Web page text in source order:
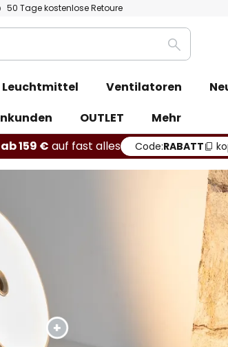
50 Tage kostenlose Retoure
Suche
Leuchtmittel Ventilatoren
OUTLET
Mehr
ab 159 € auf fast alles Code:RABATT